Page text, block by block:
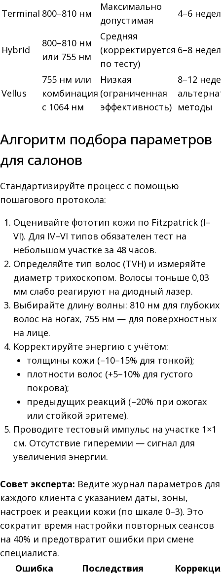
Terminal 800–810 нм
Максимально
допустимая
4–6
Hybrid
800–810 нм
или 755 нм
Средняя
(корректируется
по тесту)
6–8
Vellus
755 нм или
комбинация
с 1064 нм
Низкая
(ограниченная
эффективность)
8–12
методы
Алгоритм подбора параметров
для салонов
Стандартизируйте процесс с помощью
пошагового протокола:
Оценивайте фототип кожи по Fitzpatrick (I–
VI). Для IV–VI типов обязателен тест на
небольшом участке за 48 часов.
Определяйте тип волос (TVH) и измеряйте
диаметр трихоскопом. Волосы тоньше 0,03
мм слабо реагируют на диодный лазер.
Выбирайте длину волны: 810 нм для глубоких
волос на ногах, 755 нм — для поверхностных
на лице.
Корректируйте энергию с учётом:
толщины кожи (–10–15% для тонкой);
плотности волос (+5–10% для густого
покрова);
предыдущих реакций (–20% при ожогах
или стойкой эритеме).
Проводите тестовый импульс на участке 1×1
см. Отсутствие гиперемии — сигнал для
увеличения энергии.
Совет эксперта: Ведите журнал параметров для
каждого клиента с указанием даты, зоны,
настроек и реакции кожи (по шкале 0–3). Это
сократит время настройки повторных сеансов
на 40% и предотвратит ошибки при смене
специалиста.
Ошибка
Последствия